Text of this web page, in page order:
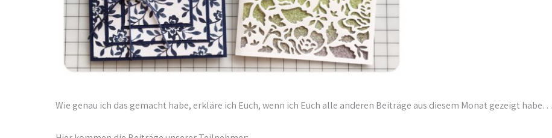
Wie genau ich das gemacht habe, erkläre ich Euch, wenn ich Euch alle anderen Beiträge aus diesem Monat gezeigt habe…